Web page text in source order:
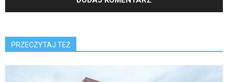
PRZECZYTAJ TEŻ